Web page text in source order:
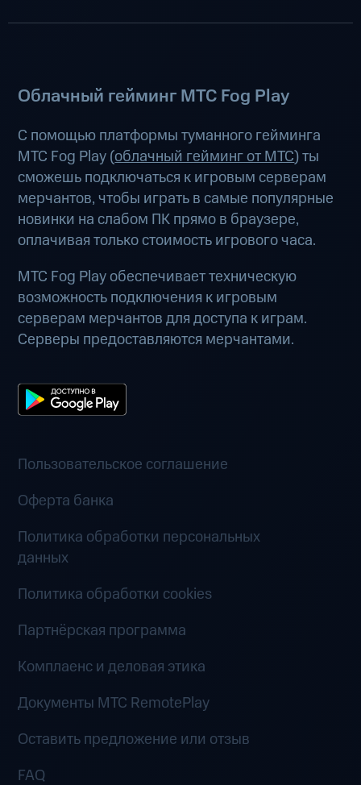
Облачный гейминг МТС Fog Play
С помощью платформы туманного гейминга
МТС Fog Play (облачный гейминг от МТС) ты
сможешь подключаться к игровым серверам
мерчантов, чтобы играть в самые популярные
новинки на слабом ПК прямо в браузере,
оплачивая только стоимость игрового часа.
МТС Fog Play обеспечивает техническую
возможность подключения к игровым
серверам мерчантов для доступа к играм.
Серверы предоставляются мерчантами.
Пользовательское соглашение
Оферта банка
Политика обработки персональных
данных
Политика обработки cookies
Партнёрская программа
Комплаенс и деловая этика
Документы MTC RemotePlay
Оставить предложение или отзыв
FAQ